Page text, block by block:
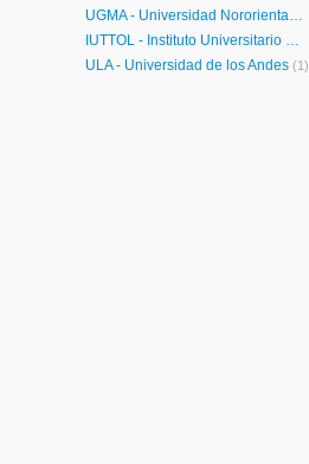
UGMA - Universidad Nororiental Privada Gran Mariscal de Ayacucho
IUTTOL - Instituto Universitario de Tecnología Tomás Lander
ULA - Universidad de los Andes (1)